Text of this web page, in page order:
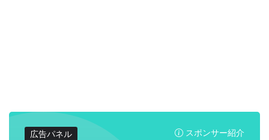
広告パネル スポンサー紹介